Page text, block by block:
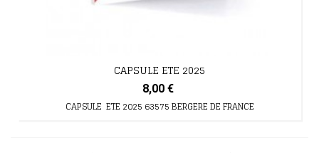
CAPSULE ETE 2025
8,00 €
CAPSULE ETE 2025 63575 BERGERE DE FRANCE